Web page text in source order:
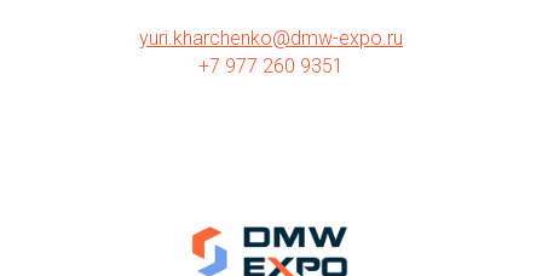
yuri.kharchenko@dmw-expo.ru
+7 977 260 9351